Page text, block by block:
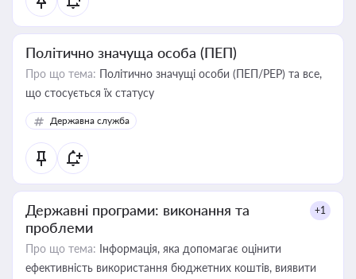
Політично значуща особа (ПЕП)
Про що тема: Політично значущі особи (ПЕП/PEP) та все,
що стосується їх статусу
Державна служба
Державні програми: виконання та
проблеми
+1
Про що тема: Інформація, яка допомагає оцінити
ефективність використання бюджетних коштів, виявити